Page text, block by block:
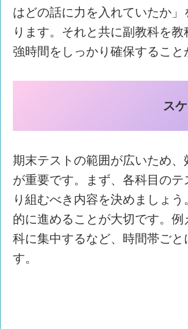
はどの話に力を入れていたか
ります。それと共に副教科を
強時間をしっかり確保するこ
ス
期末テストの範囲が広いため
が重要です。まず、各科目の
り組むべき内容を決めましょ
的に進めることが大切です。
科に集中するなど、時間帯ご
す。